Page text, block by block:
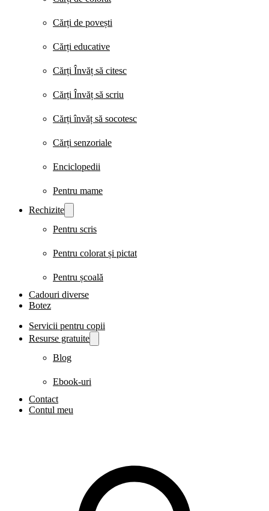
Cărți de povești
Cărți educative
Cărți Învăț să citesc
Cărți Învăț să scriu
Cărți învăț să socotesc
Cărți senzoriale
Enciclopedii
Pentru mame
Rechizite
Pentru scris
Pentru colorat și pictat
Pentru școală
Cadouri diverse
Botez
Servicii pentru copii
Resurse gratuite
Blog
Ebook-uri
Contact
Contul meu